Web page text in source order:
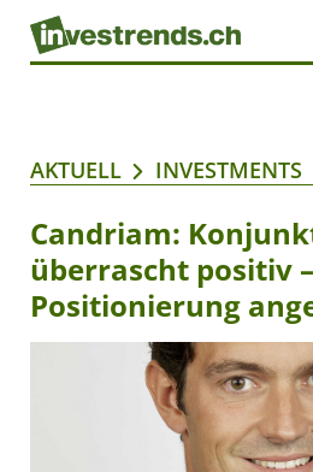
AKTUELL INVESTMENTS
Candriam:
überrascht positiv
Positionierung